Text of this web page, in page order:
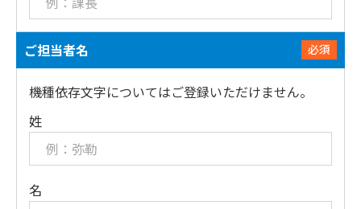
必須
ご担当者名
機種依存文字についてはご登録いただけません。
姓
名